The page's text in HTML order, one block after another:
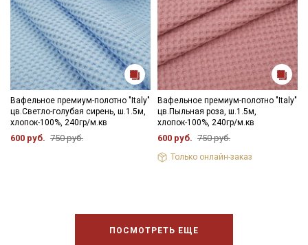
Вафельное премиум-полотно "Italy"
цв.Светло-голубая сирень, ш.1.5м,
хлопок-100%, 240гр/м.кв
600 руб. 750 руб.
Вафельное премиум-полотно "Italy"
цв.Пыльная роза, ш.1.5м,
хлопок-100%, 240гр/м.кв
600 руб. 750 руб.
Только онлайн-заказ
ПОСМОТРЕТЬ ЕЩЕ